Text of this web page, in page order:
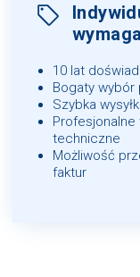
10 lat
Bogaty wybór
Szybka
techniczne
Możliwość
faktur